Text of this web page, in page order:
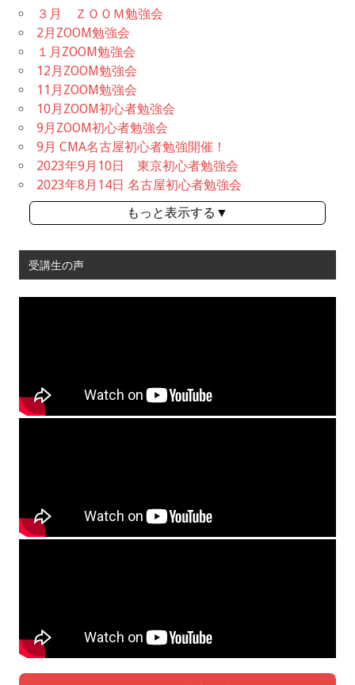
３月 ＺＯＯＭ勉強会
2月ZOOM勉強会
１月ZOOM勉強会
12月ZOOM勉強会
11月ZOOM勉強会
10月ZOOM初心者勉強会
9月ZOOM初心者勉強会
9月 CMA名古屋初心者勉強開催！
2023年9月10日 東京初心者勉強会
2023年8月14日 名古屋初心者勉強会
もっと表示する▼
受講生の声